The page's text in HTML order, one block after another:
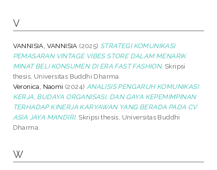
V
VANNISIA, VANNISIA (2025) STRATEGI KOMUNIKASI
PEMASARAN VINTAGE VIBES STORE DALAM MENARIK
MINAT BELI KONSUMEN DI ERA FAST FASHION. Skripsi
thesis, Universitas Buddhi Dharma.
Veronica, Naomi (2024) ANALISIS PENGARUH KOMUNIKASI
KERJA, BUDAYA ORGANISASI, DAN GAYA KEPEMIMPINAN
TERHADAP KINERJA KARYAWAN YANG BERADA PADA CV
ASIA JAYA MANDIRI. Skripsi thesis, Universitas Buddhi
Dharma.
W